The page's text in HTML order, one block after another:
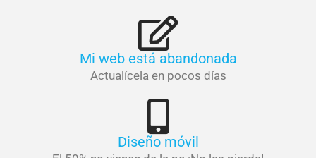
Mi web está abandonada
Actualícela en pocos días
Diseño móvil